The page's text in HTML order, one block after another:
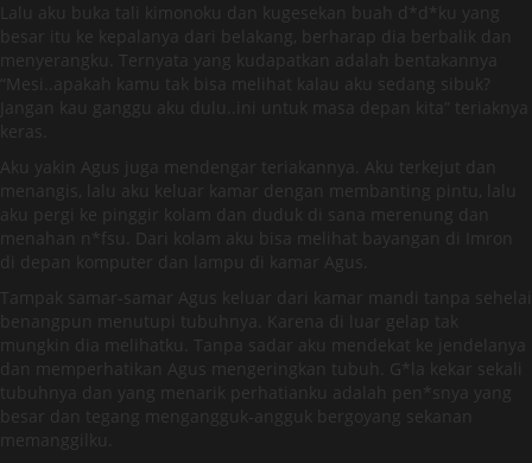
Lalu aku buka tali kimonoku dan kugesekan buah d*d*ku yang
besar itu ke kepalanya dari belakang, berharap dia berbalik dan
menyerangku. Ternyata yang kudapatkan adalah bentakannya
“Mesi..apakah kamu tak bisa melihat kalau aku sedang sibuk?
Jangan kau ganggu aku dulu..ini untuk masa depan kita” teriaknya
keras.
Aku yakin Agus juga mendengar teriakannya. Aku terkejut dan
menangis, lalu aku keluar kamar dengan membanting pintu, lalu
aku pergi ke pinggir kolam dan duduk di sana merenung dan
menahan n*fsu. Dari kolam aku bisa melihat bayangan di Imron
di depan komputer dan lampu di kamar Agus.
Tampak samar-samar Agus keluar dari kamar mandi tanpa sehelai
benangpun menutupi tubuhnya. Karena di luar gelap tak
mungkin dia melihatku. Tanpa sadar aku mendekat ke jendelanya
dan memperhatikan Agus mengeringkan tubuh. G*la kekar sekali
tubuhnya dan yang menarik perhatianku adalah pen*snya yang
besar dan tegang mengangguk-angguk bergoyang sekanan
memanggilku.